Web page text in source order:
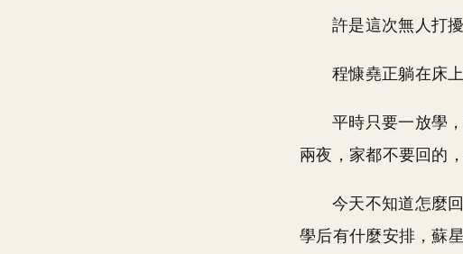
許是這次無人打
程慷堯正躺在床上
平時只要一放學
兩夜，家都不要回的
今天不知道怎麼
學后有什麼安排，蘇